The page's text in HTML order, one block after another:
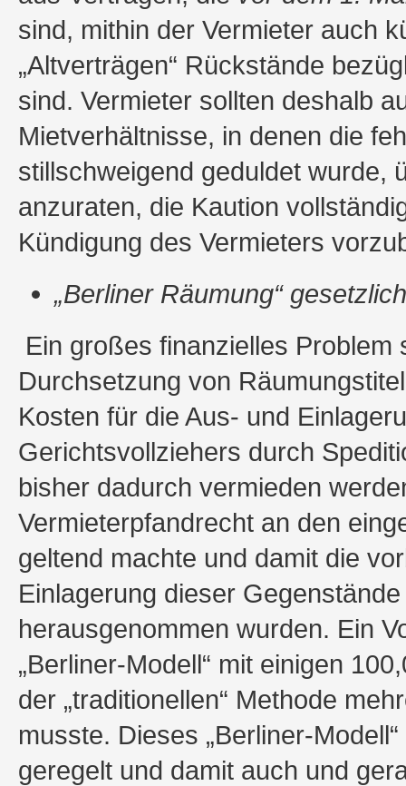
sind, mithin der Vermieter auch
„Altverträgen“ Rückstände
sind. Vermieter sollten deshalb
Mietverhältnisse, in denen die
stillschweigend geduldet wurde,
anzuraten, die Kaution
Kündigung des Vermieters
„Berliner Räumung“
Ein großes finanzielles
Durchsetzung von
Kosten für die Aus- und
Gerichtsvollziehers durch
bisher dadurch vermieden
Vermieterpfandrecht an den
geltend machte und damit die
Einlagerung dieser
herausgenommen wurden. Ein
„Berliner-Modell“ mit einigen
der „traditionellen“ Methode
musste. Dieses „Berliner-
geregelt und damit auch und